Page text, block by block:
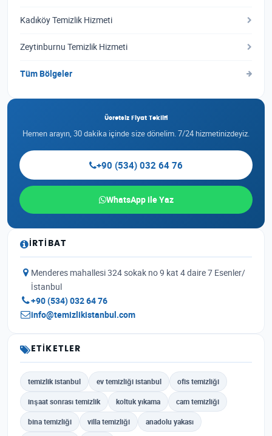
Kadıköy Temizlik Hizmeti
Zeytinburnu Temizlik Hizmeti
Tüm Bölgeler
Ücretsiz Fiyat Teklifi
Hemen arayın, 30 dakika içinde size dönelim. 7/24 hizmetinizdeyiz.
+90 (534) 032 64 76
WhatsApp ile Yaz
İRTIBAT
Menderes mahallesi 324 sokak no 9 kat 4 daire 7 Esenler/
İstanbul
+90 (534) 032 64 76
info@temizlikistanbul.com
ETIKETLER
temizlik istanbul ev temizliği istanbul ofis temizliği
inşaat sonrası temizlik koltuk yıkama cam temizliği
bina temizliği villa temizliği anadolu yakası